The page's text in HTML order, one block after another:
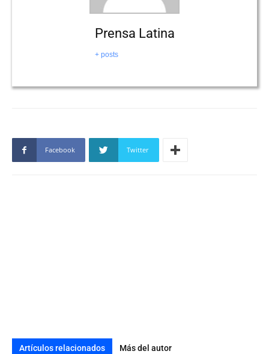
Prensa Latina
+ posts
Facebook Twitter
Artículos relacionados Más del autor